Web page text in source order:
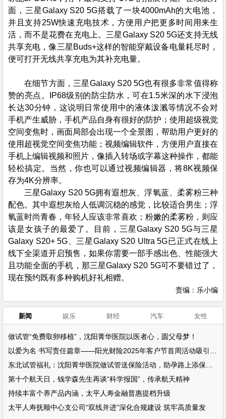
面，三星Galaxy S20 5G搭载了一块4000mAh的大电池，
并且支持25W快速充电技术，方便用户把更多时间用来生
活，而不是花费在充电上。三星Galaxy S20 5G还支持无线
共享充电，像三星Buds+这样的智能穿戴设备电量耗尽时，
便可打开无线共享充电为其补充电量。
在细节方面，三星Galaxy S20 5G也有很多非常值得称
赞的亮点。IP68级别的防尘防水，可在1.5米深的水下浸泡
长达30分钟，这说明日常使用中的液体泼溅等情况不会对
手机产生威胁，手机产品自身有很好的防护；使用超级视觉
空间变焦时，画面局部会出现一个全景图，帮助用户更好的
使用超视觉空间变焦功能；视频编辑软件，方便用户直接在
手机上编辑视频和照片，像插入转场或字幕这种操作，都能
轻松搞定。当然，你也可以通过视频编辑器，将8K视频保
存为4K分辨率。
三星Galaxy S20 5G拥有遐想灰、浮氧蓝、柔雾粉三种
配色。其中遐想灰给人低调沉稳的感觉，比较适合男生；浮
氧蓝时尚青春，年轻人应该非常喜欢；粉嫩的柔雾粉，则应
该是女孩子的最爱了。目前，三星Galaxy S20 5G与三星
Galaxy S20+ 5G、三星Galaxy S20 Ultra 5G已正式在线上
线下全渠道开启预售，如果你需要一部手感出色、性能强大
且功能全面的手机，那三星Galaxy S20 5G可不要错过了，
现在预约既有多种购机好礼相赠。
责编：乐小编
新闻 娱乐 财经 汽车 女性
做试管“免费取卵移植”，沈阳菁华医院以医者心，圆父母梦！
第十个航天日，钱学森先生再谈“科学报国”，传承航天精神
持续丰富个养产品内涵，太平人寿金融普惠提档升级
太平人寿抚顺中心支公司“双线并进”深化合规建设 筑牢高质量发